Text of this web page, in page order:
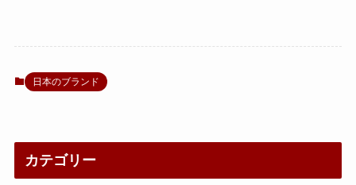
日本のブランド
カテゴリー